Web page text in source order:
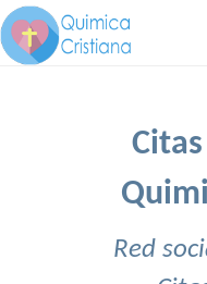
Red